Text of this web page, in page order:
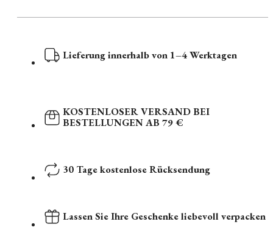
Lieferung innerhalb von 1–4 Werktagen
KOSTENLOSER VERSAND BEI
BESTELLUNGEN AB 79 €
30 Tage kostenlose Rücksendung
Lassen Sie Ihre Geschenke liebevoll verpacken